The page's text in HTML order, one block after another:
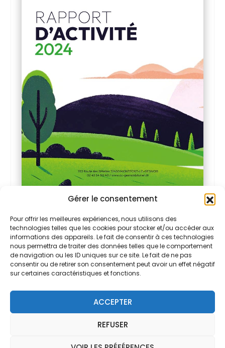
Gérer le consentement
Pour offrir les meilleures expériences, nous utilisons des
technologies telles que les cookies pour stocker et/ou accéder aux
informations des appareils. Le fait de consentir à ces technologies
nous permettra de traiter des données telles que le comportement
de navigation ou les ID uniques sur ce site. Le fait de ne pas
consentir ou de retirer son consentement peut avoir un effet négatif
sur certaines caractéristiques et fonctions.
ACCEPTER
REFUSER
PARTAGER: